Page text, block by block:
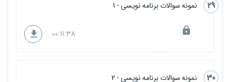
29 نمونه سوالات برنامه نویسی - 1
00:11:38
30 نمونه سوالات برنامه نویسی - 2